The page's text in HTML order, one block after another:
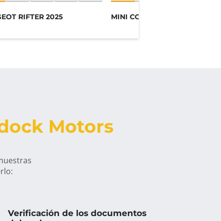
RIFTER 2025 MINI COUNTRYMAN 2023
Motors
Verificación de los documentos